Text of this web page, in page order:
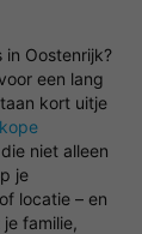
Oostenrijk?
een lang
kort uitje
niet alleen
je
locatie – en
familie,